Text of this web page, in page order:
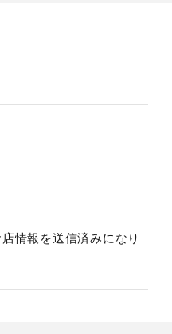
情報を送信済みになり